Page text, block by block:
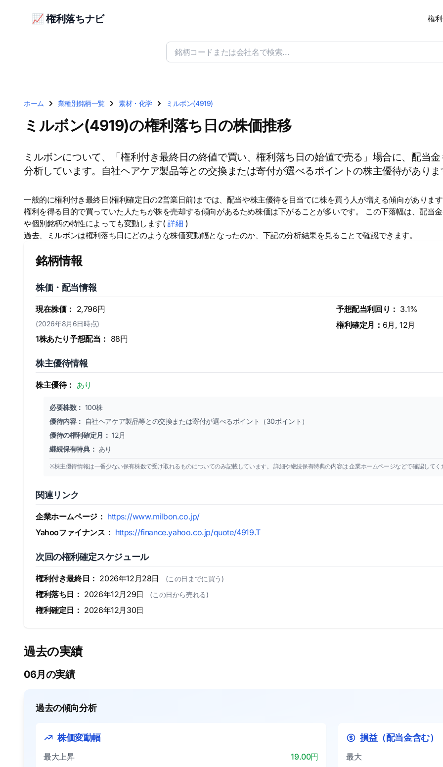
📈 権利落ちナビ 権
ホーム 業種別銘柄一覧 素材・化学 ミルボン(4919)
ミルボン(4919)の権利落ち日の株価推移
ミルボンについて、「権利付き最終日の終値で買い、権利落ち日の始値で売る」場合に、配当
分析しています。自社ヘアケア製品等との交換または寄付が選べるポイントの株主優待がありま
一般的に権利付き最終日(権利確定日の2営業日前)までは、配当や株主優待を目当てに株を買う人が増える傾向がありま
権利を得る目的で買っていた人たちが株を売却する傾向があるため株価は下がることが多いです。 この下落幅は、配当
や個別銘柄の特性によっても変動します( 詳細 )
過去、ミルボンは権利落ち日にどのような株価変動幅となったのか、下記の分析結果を見ることで確認できます。
銘柄情報
株価・配当情報
現在株価： 2,796円
(2026年8月6日時点)
1株あたり予想配当： 88円
予想配当利回り： 3.1%
権利確定月： 6月, 12月
株主優待情報
株主優待： あり
必要株数： 100株
優待内容：
自社ヘアケア製品等との交換または寄付が選べるポイント（30ポイント）
優待の権利確定月： 12月
継続保有特典： あり
※株主優待情報は一番少ない保有株数で受け取れるものについてのみ記載しています。 詳細や継続保有特典の内容は 企業ホームページなどで確認してく
関連リンク
企業ホームページ： https://www.milbon.co.jp/
Yahooファイナンス： https://finance.yahoo.co.jp/quote/4919.T
次回の権利確定スケジュール
権利付き最終日： 2026年12月28日 (この日までに買う)
権利落ち日： 2026年12月29日 (この日から売れる)
権利確定日： 2026年12月30日
過去の実績
06月の実績
過去の傾向分析
株価変動幅
最大上昇
19.00円
損益（配当金含む）
最大